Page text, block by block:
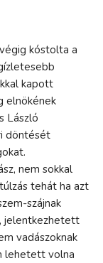
kóstolta a
kapott
elnökének
László
döntését
nem sokkal
tehát ha azt
szájnak
jelentkezhetett
vadászoknak
lehetett volna